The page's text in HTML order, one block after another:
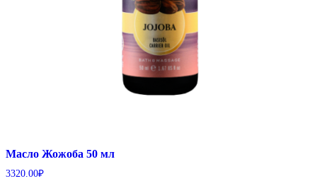
Масло Жожоба 50 мл
3320.00₽